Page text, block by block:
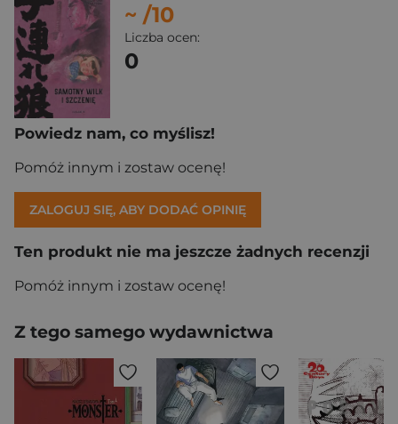
~ /10
Liczba ocen:
0
Powiedz nam, co myślisz!
Pomóż innym i zostaw ocenę!
ZALOGUJ SIĘ, ABY DODAĆ OPINIĘ
Ten produkt nie ma jeszcze żadnych recenzji
Pomóż innym i zostaw ocenę!
Z tego samego wydawnictwa